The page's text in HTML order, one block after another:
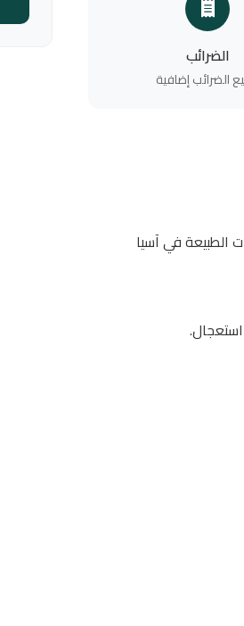
الضرائب
الضرائب إضافية
الطبيعة في آسيا